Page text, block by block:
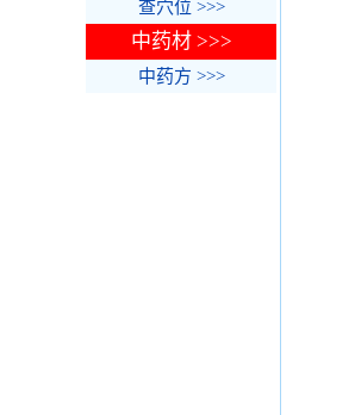
查穴位 >>>
中药材 >>>
中药方 >>>